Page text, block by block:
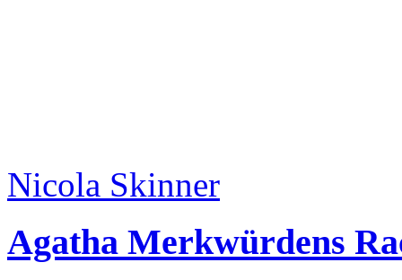
Nicola Skinner
Agatha Merkwürdens